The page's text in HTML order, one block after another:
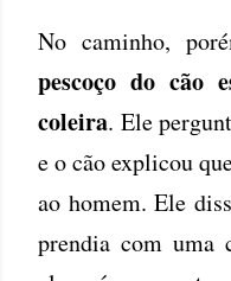
No caminho,
pescoço do cão
coleira. Ele
e o cão explicou
ao homem. Ele
prendia com uma